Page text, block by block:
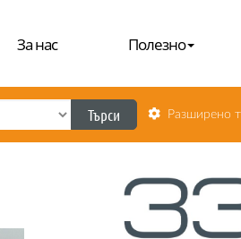
За нас Полезно
Търси Разширено